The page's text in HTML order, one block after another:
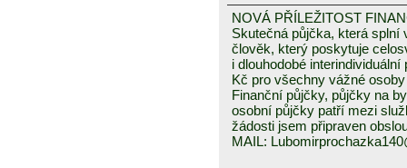
NOVÁ PŘÍLEŽITOST
Skutečná půjčka, která
člověk, který poskytuje
i dlouhodobé
Kč pro všechny vážné
Finanční půjčky, půjčky na
osobní půjčky patří mezi
žádosti jsem připraven
MAIL: